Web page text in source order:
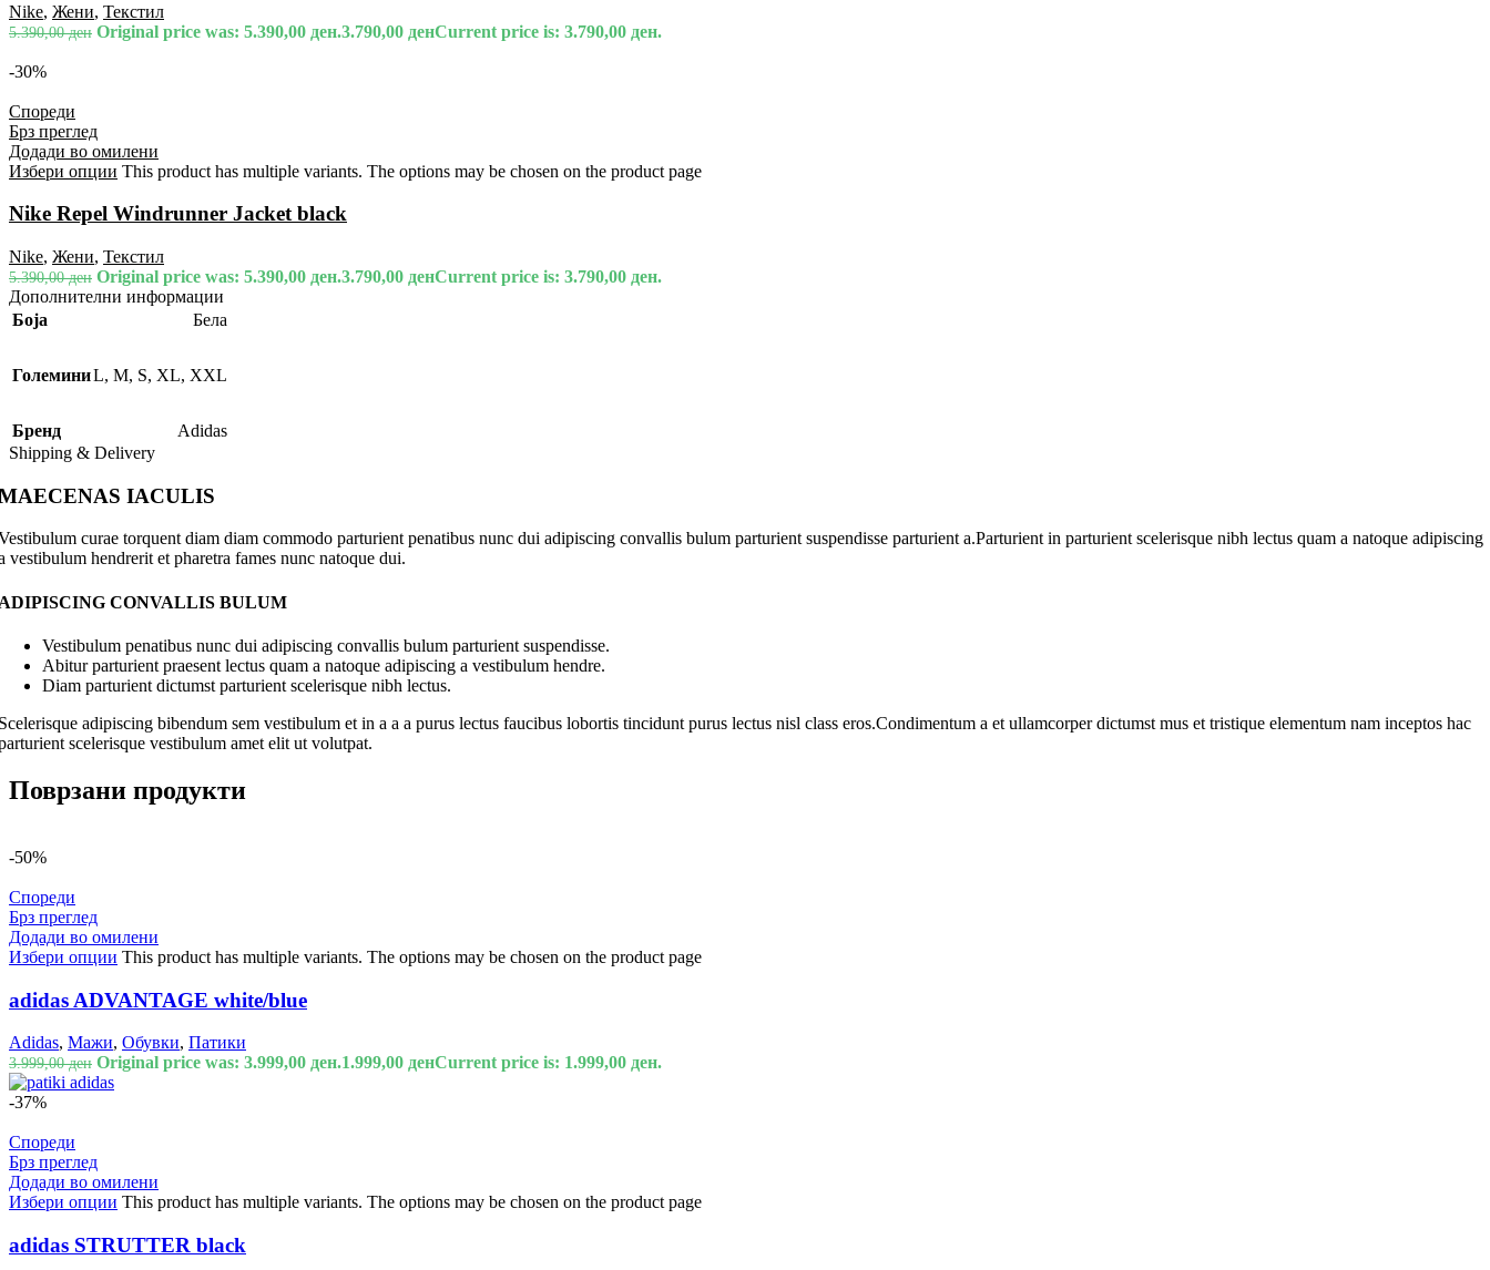
Nike, Жени, Текстил
5.390,00ден Original price was: 5.390,00 ден.3.790,00 денCurrent price is: 3.790,00 ден.
-30%
Спореди
Брз преглед
Додади во омилени
Избери опции This product has multiple variants. The options may be chosen on the product page
Nike Repel Windrunner Jacket black
Nike, Жени, Текстил
5.390,00ден Original price was: 5.390,00 ден.3.790,00 денCurrent price is: 3.790,00 ден.
Дополнителни информации
Боја
Бела
ГолеминиL, M, S, XL, XXL
Бренд
Adidas
Shipping & Delivery
IACULIS
curae torquent diam diam commodo parturient penatibus nunc dui adipiscing convallis bulum parturient suspendisse parturient a.Parturient in parturient scelerisque nibh lectus quam a natoque adipiscing
vestibulum hendrerit et pharetra fames nunc natoque dui.
CONVALLIS BULUM
Vestibulum penatibus nunc dui adipiscing convallis bulum parturient suspendisse.
Abitur parturient praesent lectus quam a natoque adipiscing a vestibulum hendre.
Diam parturient dictumst parturient scelerisque nibh lectus.
adipiscing bibendum sem vestibulum et in a a a purus lectus faucibus lobortis tincidunt purus lectus nisl class eros.Condimentum a et ullamcorper dictumst mus et tristique elementum nam inceptos hac
scelerisque vestibulum amet elit ut volutpat.
Поврзани продукти
-50%
Спореди
Брз преглед
Додади во омилени
Избери опции This product has multiple variants. The options may be chosen on the product page
adidas ADVANTAGE white/blue
Adidas, Мажи, Обувки, Патики
3.999,00ден Original price was: 3.999,00 ден.1.999,00 денCurrent price is: 1.999,00 ден.
-37%
Спореди
Брз преглед
Додади во омилени
Избери опции This product has multiple variants. The options may be chosen on the product page
adidas STRUTTER black